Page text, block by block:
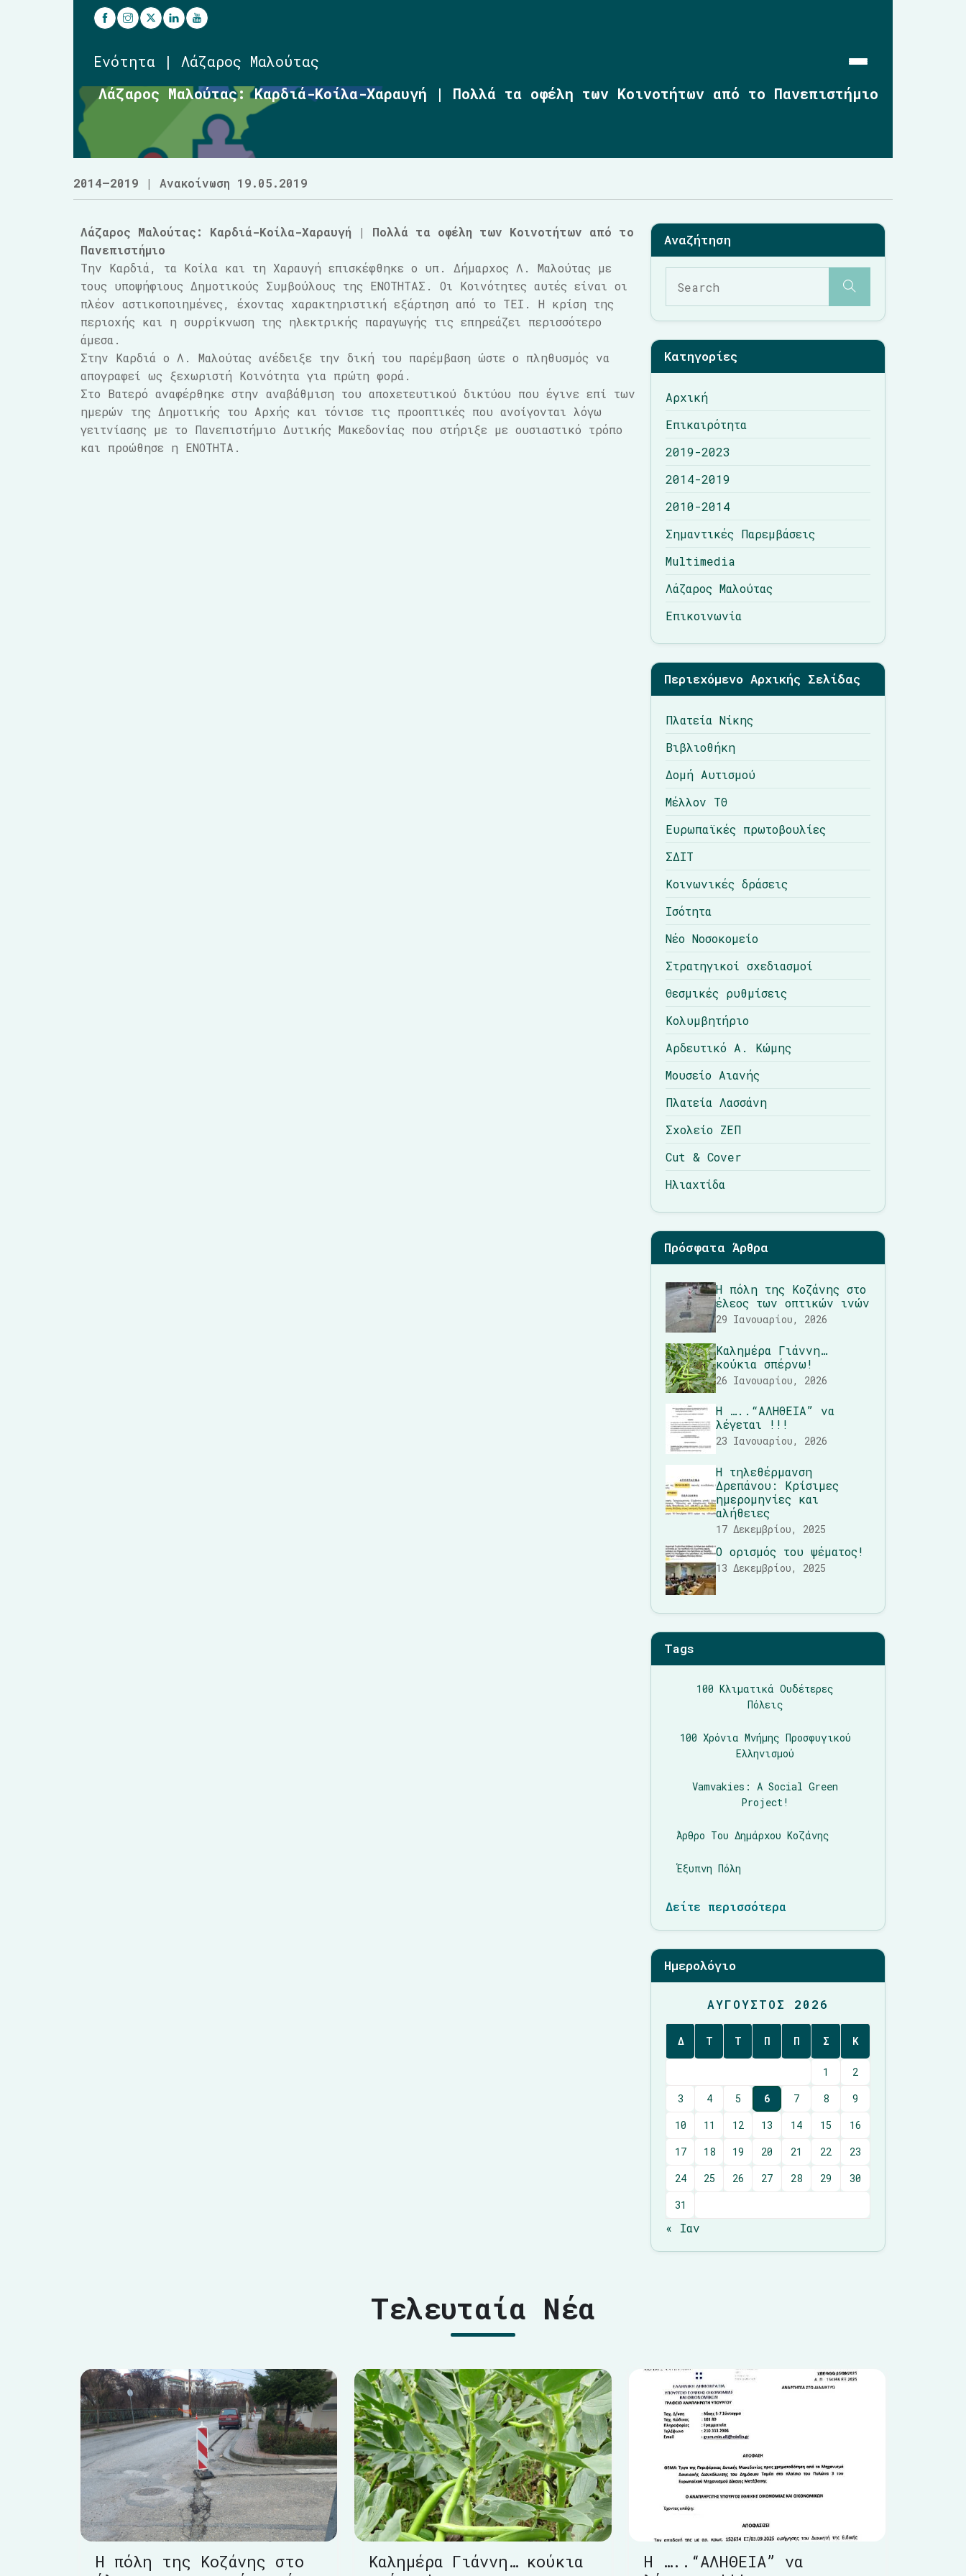
Ενότητα | Λάζαρος Μαλούτας
2019-2023
2014-2019
2010-2014
Σημαντικές Παρεμβάσεις
Multimedia
Λάζαρος Μαλούτας
Επικοινωνία
Λάζαρος Μαλούτας: Καρδιά-Κοίλα-Χαραυγή | Πολλά τα οφέλη των Κοινοτήτων από το Πανεπιστήμιο
2014–2019 | Ανακοίνωση 19.05.2019
Λάζαρος Μαλούτας: Καρδιά-Κοίλα-Χαραυγή | Πολλά τα οφέλη των Κοινοτήτων από το
Πανεπιστήμιο
Την Kαρδιά, τα Κοίλα και τη Χαραυγή επισκέφθηκε ο υπ. Δήμαρχος Λ. Μαλούτας με
τους υποψήφιους Δημοτικούς Συμβούλους της ΕΝΟΤΗΤΑΣ. Οι Κοινότητες αυτές είναι οι
πλέον αστικοποιημένες, έχοντας χαρακτηριστική εξάρτηση από το ΤΕΙ. Η κρίση της
περιοχής και η συρρίκνωση της ηλεκτρικής παραγωγής τις επηρεάζει περισσότερο
άμεσα.
Στην Καρδιά ο Λ. Μαλούτας ανέδειξε την δική του παρέμβαση ώστε ο πληθυσμός να
απογραφεί ως ξεχωριστή Κοινότητα για πρώτη φορά.
Στο Βατερό αναφέρθηκε στην αναβάθμιση του αποχετευτικού δικτύου που έγινε επί των
ημερών της Δημοτικής του Αρχής και τόνισε τις προοπτικές που ανοίγονται λόγω
γειτνίασης με το Πανεπιστήμιο Δυτικής Μακεδονίας που στήριξε με ουσιαστικό τρόπο
και προώθησε η ΕΝΟΤΗΤΑ.
Κατηγορίες
Αρχική
Επικαιρότητα
2019-2023
2014-2019
2010-2014
Σημαντικές Παρεμβάσεις
Multimedia
Λάζαρος Μαλούτας
Επικοινωνία
Περιεχόμενο Αρχικής Σελίδας
Πλατεία Νίκης
Βιβλιοθήκη
Δομή Αυτισμού
Μέλλον ΤΘ
Ευρωπαϊκές πρωτοβουλίες
ΣΔΙΤ
Κοινωνικές δράσεις
Ισότητα
Νέο Νοσοκομείο
Στρατηγικοί σχεδιασμοί
Θεσμικές ρυθμίσεις
Κολυμβητήριο
Αρδευτικό Α. Κώμης
Μουσείο Αιανής
Πλατεία Λασσάνη
Σχολείο ΖΕΠ
Cut & Cover
Ηλιαχτίδα
Πρόσφατα Άρθρα
Η πόλη της Κοζάνης στο
έλεος των οπτικών ινών
29 Ιανουαρίου, 2026
Καλημέρα Γιάννη…
κούκια σπέρνω!
26 Ιανουαρίου, 2026
Η …..“ΑΛΗΘΕΙΑ” να
λέγεται !!!
23 Ιανουαρίου, 2026
Η τηλεθέρμανση
Δρεπάνου: Κρίσιμες
ημερομηνίες και
αλήθειες
17 Δεκεμβρίου, 2025
Ο ορισμός του ψέματος!
13 Δεκεμβρίου, 2025
Tags
100 Κλιματικά Ουδέτερες
Πόλεις
100 Χρόνια Μνήμης Προσφυγικού
Ελληνισμού
Vamvakies: A Social Green
Project!
Άρθρο Του Δημάρχου Κοζάνης
Έξυπνη Πόλη
Δείτε περισσότερα
Ημερολόγιο
ΑΎΓΟΥΣΤΟΣ 2026
Δ Τ Τ Π Π Σ Κ
1
2
3
4 5 6 7 8
9
10
11 12 13 14 15
16
17
18 19 20 21 22
23
24
25 26 27 28 29
30
31
« Ιαν
Τελευταία Νέα
Η πόλη της Κοζάνης στο
Καλημέρα Γιάννη… κούκια
Η …..“ΑΛΗΘΕΙΑ” να